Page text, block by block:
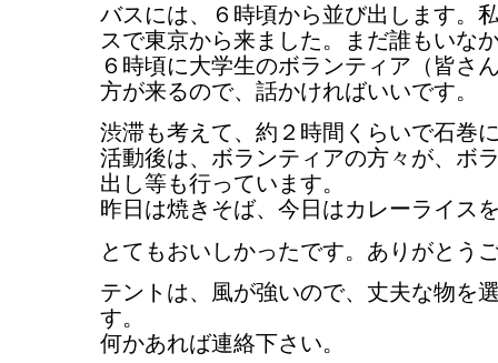
バスには、６時頃から並び出します。
スで東京から来ました。まだ誰もいな
６時頃に大学生のボランティア（皆さ
方が来るので、話かければいいです。
渋滞も考えて、約２時間くらいで石巻
活動後は、ボランティアの方々が、ボ
出し等も行っています。
昨日は焼きそば、今日はカレーライス
とてもおいしかったです。ありがとう
テントは、風が強いので、丈夫な物を
す。
何かあれば連絡下さい。